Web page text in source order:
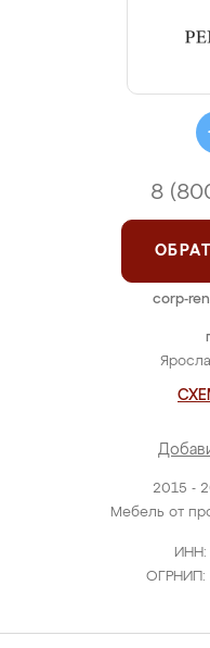
2015 -
Мебель от
ИНН:
ОГРНИП:
8
corp-